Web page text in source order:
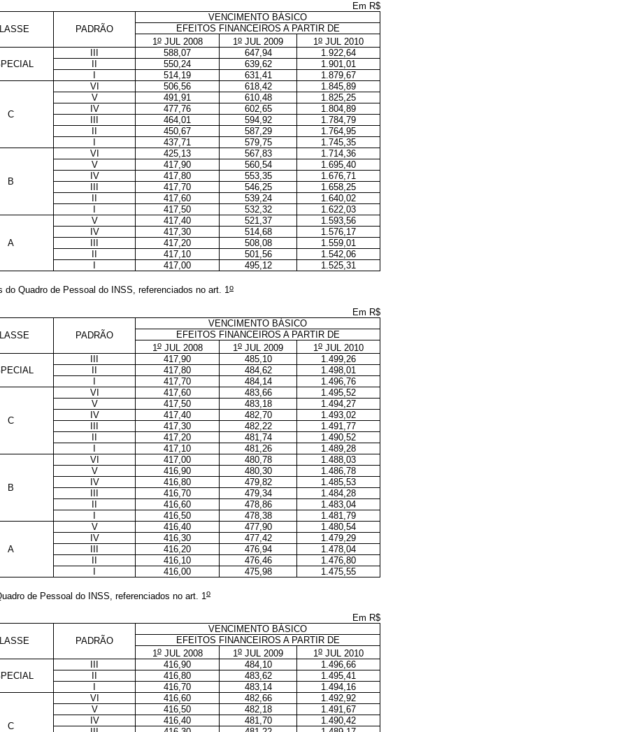
Em R$
PADRÃO
VENCIMENTO BÁSICO
EFEITOS FINANCEIROS A PARTIR DE
1oJUL 2008 1o JUL 2009 1o JUL 2010
588,07 647,94
1.922,64
550,24 639,62
1.901,01
514,19 631,41 1.879,67
C
VI 506,56 618,42
1.845,89
V
491,91 610,48
1.825,25
IV
477,76 602,65
1.804,89
464,01 594,92
1.784,79
450,67 587,29
1.764,95
437,71 579,75 1.745,35
B
VI 425,13 567,83
1.714,36
V
417,90 560,54
1.695,40
IV
417,80 553,35
1.676,71
417,70 546,25
1.658,25
417,60 539,24
1.640,02
417,50 532,32 1.622,03
A
V 417,40 521,37
1.593,56
IV
417,30 514,68
1.576,17
417,20 508,08
1.559,01
417,10 501,56
1.542,06
417,00 495,12 1.525,31
Quadro de Pessoal do INSS, referenciados no art. 1o
Em R$
PADRÃO
VENCIMENTO BÁSICO
EFEITOS FINANCEIROS A PARTIR DE
1oJUL 2008 1 o JUL 2009 1 o JUL 2010
III 417,90 485,10
1.499,26
II
417,80 484,62
1.498,01
I
417,70 484,14 1.496,76
C
VI 417,60 483,66
1.495,52
V
417,50 483,18
1.494,27
IV
417,40 482,70
1.493,02
III
417,30 482,22
1.491,77
II
417,20 481,74
1.490,52
I
417,10 481,26 1.489,28
B
VI 417,00 480,78
1.488,03
V
416,90 480,30
1.486,78
IV
416,80 479,82
1.485,53
III
416,70 479,34
1.484,28
II
416,60 478,86
1.483,04
I
416,50 478,38 1.481,79
A
V 416,40 477,90
1.480,54
IV
416,30 477,42
1.479,29
III
416,20 476,94
1.478,04
II
416,10 476,46
1.476,80
I
416,00 475,98 1.475,55
de Pessoal do INSS, referenciados no art. 1 o
Em R$
PADRÃO
VENCIMENTO BÁSICO
EFEITOS FINANCEIROS A PARTIR DE
1oJUL 2008 1o JUL 2009 1o JUL 2010
416,90 484,10
1.496,66
416,80 483,62
1.495,41
416,70 483,14 1.494,16
C
VI 416,60 482,66
1.492,92
V
416,50 482,18
1.491,67
IV
416,40 481,70
1.490,42